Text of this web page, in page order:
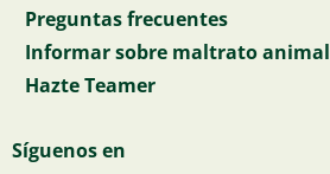
Preguntas frecuentes
Informar sobre maltrato animal
Hazte Teamer
Síguenos en